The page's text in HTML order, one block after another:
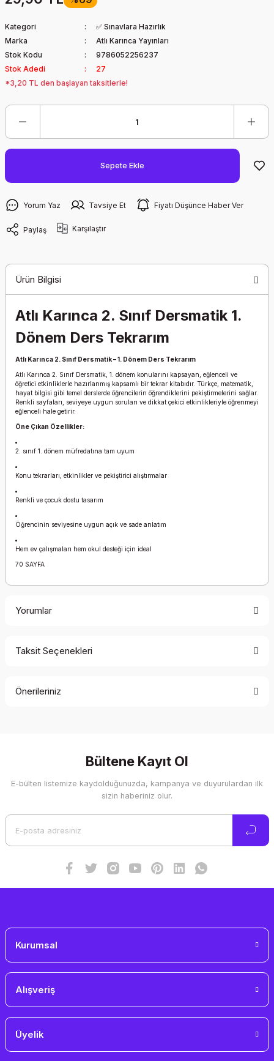
Kategori
✅ Sınavlara Hazırlık
Marka
Atlı Karınca Yayınları
Stok Kodu
9786052256237
Stok Adedi
27
*3,20 TL den başlayan taksitlerle!
Sepete Ekle
Yorum Yaz Tavsiye Et Fiyatı Düşünce Haber Ver
Paylaş Karşılaştır
Ürün Bilgisi
Atlı Karınca 2. Sınıf Dersmatik 1.
Dönem Ders Tekrarım
Atlı Karınca 2. Sınıf Dersmatik – 1. Dönem Ders Tekrarım
Atlı Karınca 2. Sınıf Dersmatik, 1. dönem konularını kapsayan, eğlenceli ve
öğretici etkinliklerle hazırlanmış kapsamlı bir tekrar kitabıdır. Türkçe, matematik,
hayat bilgisi gibi temel derslerde öğrencilerin öğrendiklerini pekiştirmelerini sağlar.
Renkli sayfaları, seviyeye uygun soruları ve dikkat çekici etkinlikleriyle öğrenmeyi
eğlenceli hale getirir.
Öne Çıkan Özellikler:
2. sınıf 1. dönem müfredatına tam uyum
Konu tekrarları, etkinlikler ve pekiştirici alıştırmalar
Renkli ve çocuk dostu tasarım
Öğrencinin seviyesine uygun açık ve sade anlatım
Hem ev çalışmaları hem okul desteği için ideal
70 SAYFA
Yorumlar
Taksit Seçenekleri
Önerileriniz
Görüş ve önerileriniz için teşekkür ederiz.
Ürün resmi kalitesiz, bozuk veya görüntülenemiyor.
Bültene Kayıt Ol
E-bülten listemize kaydolduğunuzda, kampanya ve duyurulardan ilk
sizin haberiniz olur.
Kurumsal
Alışveriş
Üyelik